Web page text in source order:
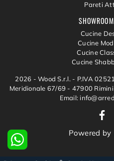
Cucine
Cucine
Cucine
Cucine
Pareti
2026 - Wood S.r.l. - P.IVA
Meridionale 67/69 - 47900 Rimini
Email:
Powered by